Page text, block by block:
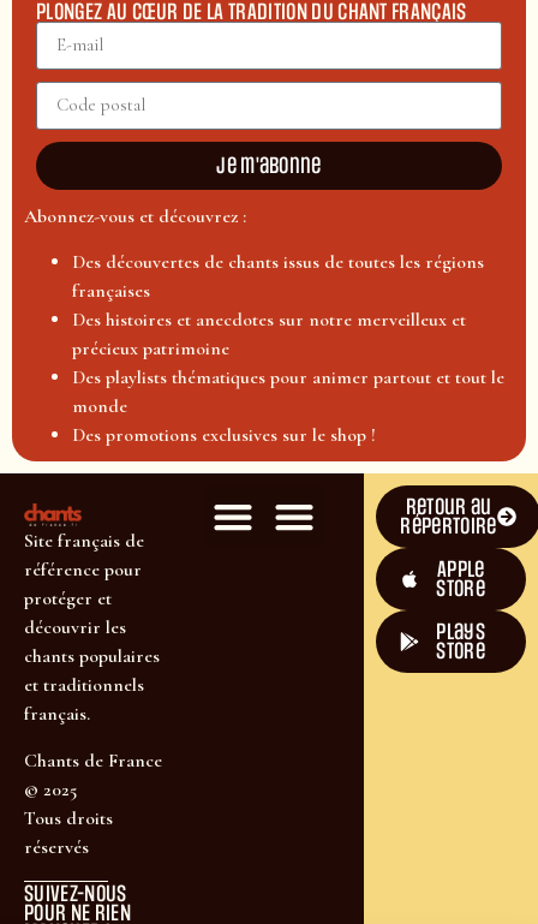
PLONGEZ AU CŒUR DE LA TRADITION DU CHANT FRANÇAIS
Je m'abonne
Abonnez-vous et découvrez :
Des découvertes de chants issus de toutes les régions
françaises
Des histoires et anecdotes sur notre merveilleux et
précieux patrimoine
Des playlists thématiques pour animer partout et tout le
monde
Des promotions exclusives sur le shop !
Site français de
référence pour
protéger et
découvrir les
chants populaires
et traditionnels
français.
Chants de France
© 2025
Tous droits
réservés
SUIVEZ-NOUS
POUR NE RIEN
Retour au
répertoire
Apple
Store
plays
store